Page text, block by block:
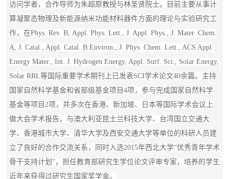
访问学者，合作导师为朱超原教授与林圣贤院士。目前主要从事计
算凝聚态物理及新能源纳米功能材料器件方面的理论与实验研究工
作，在Phys. Rev. B, Appl. Phys. Lett., J. Appl. Phys., J. Mater. Chem.
A, J. Catal., Appl. Catal. B:Environ., J. Phys. Chem. Lett., ACS Appl.
Energy Mater., Int. J. Hydrogen Energy, Appl. Surf. Sci., Solar Energy,
Solar RRL等国际重要学术期刊上已发表SCI学术论文40余篇。主持
国家自然科学基金和省部级基金项目4项，参与完成国家自然科学
基金等项目2项，并多次在香港、新加坡、日本等国际学术会议上
做大会学术报告，与澳大利亚昆士兰科技大学、台湾国立交通大
学、香港城市大学、清华大学及西安交通大学等单位的科研人员建
立了良好的合作交流关系，同时入选2015年西北大学“优秀青年学术
骨干支持计划”，担任教育部研究生学位论文评审专家，培养的学生
近年来获得过研究生国家奖学金。